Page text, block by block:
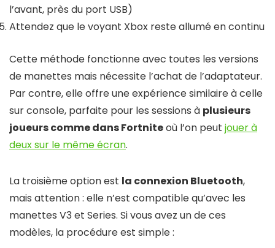
l’avant, près du port USB)
Attendez que le voyant Xbox reste allumé en continu
Cette méthode fonctionne avec toutes les versions
de manettes mais nécessite l’achat de l’adaptateur.
Par contre, elle offre une expérience similaire à celle
sur console, parfaite pour les sessions à plusieurs
joueurs comme dans Fortniteoù l’on peut jouer à
deux sur le même écran.
La troisième option est la connexion Bluetooth,
mais attention : elle n’est compatible qu’avec les
manettes V3 et Series. Si vous avez un de ces
modèles, la procédure est simple :